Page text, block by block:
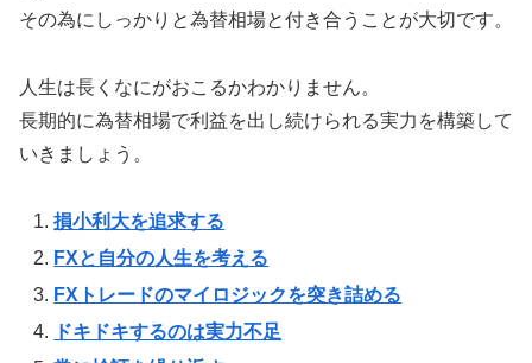
その為にしっかりと為替相場と付き合うことが大切です。
人生は長くなにがおこるかわかりません。
長期的に為替相場で利益を出し続けられる実力を構築して
いきましょう。
損小利大を追求する
FXと自分の人生を考える
FXトレードのマイロジックを突き詰める
ドキドキするのは実力不足